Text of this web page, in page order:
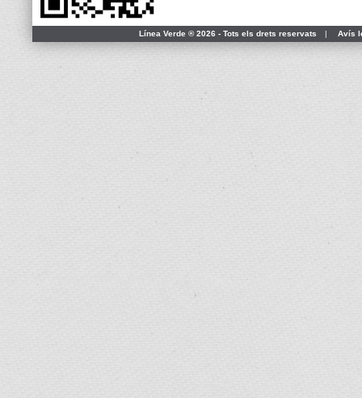
Línea Verde ® 2026 - Tots els drets reservats | Avís